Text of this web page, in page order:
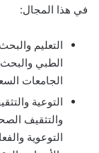
في هذا المجال:
التعليم
الطبي
الجامعات
التوعية
والتثقيف
التوعوية